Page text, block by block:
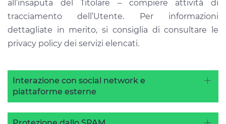
all’insaputa del Titolare – compiere attività di
tracciamento dell’Utente. Per informazioni
dettagliate in merito, si consiglia di consultare le
privacy policy dei servizi elencati.
Interazione con social network e
piattaforme esterne